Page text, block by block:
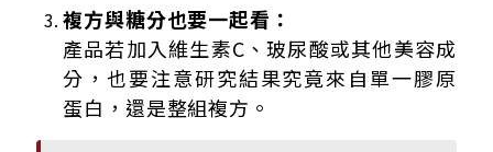
複方與糖分也要一起看：
產品若加入維生素C、玻尿酸或其他美容成
分，也要注意研究結果究竟來自單一膠原
蛋白，還是整組複方。